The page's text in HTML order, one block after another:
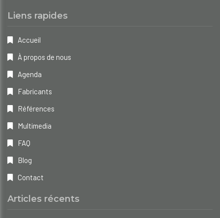
Liens rapides
Accueil
À propos de nous
Agenda
Fabricants
Références
Multimedia
FAQ
Blog
Contact
Articles récents